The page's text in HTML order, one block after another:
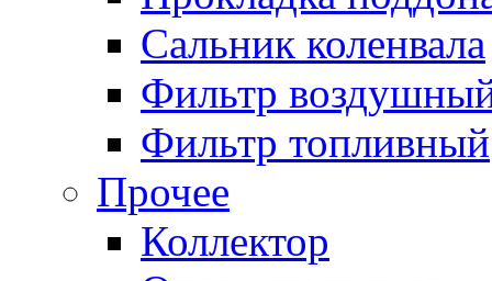
Сальник коленвала
Фильтр
Фильтр топливный
Прочее
Коллектор